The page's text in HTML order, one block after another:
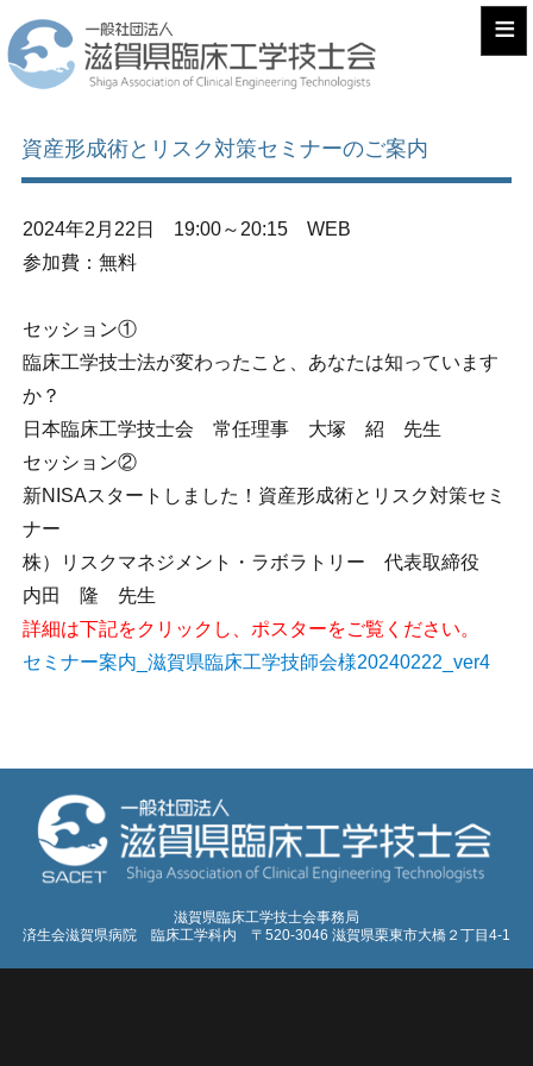
≡
資産形成術とリスク対策セミナーのご案内
2024年2月22日 19:00～20:15 WEB
参加費：無料
セッション①
臨床工学技士法が変わったこと、あなたは知っています
か？
日本臨床工学技士会 常任理事 大塚 紹 先生
セッション②
新NISAスタートしました！資産形成術とリスク対策セミ
ナー
株）リスクマネジメント・ラボラトリー 代表取締役
内田 隆 先生
詳細は下記をクリックし、ポスターをご覧ください。
セミナー案内_滋賀県臨床工学技師会様20240222_ver4
滋賀県臨床工学技士会事務局
済生会滋賀県病院 臨床工学科内 〒520-3046 滋賀県栗東市大橋２丁目4-1